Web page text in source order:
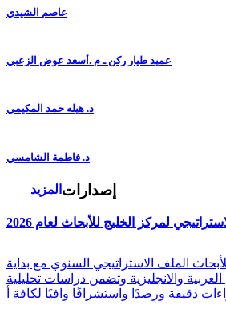
عاصم الشيدي
عميد طيار ركن ـ م .أسعد عوض الزعبي
د. هيله حمد المكيمي
د. فاطمة الشامسي
المزيد إصدارات
لمركز الخليج للأبحاث لعام 2026
الملف الاستراتيجي السنوي مع بداية
العربية والانجليزية وتضمن دراسات تحليلية
دقيقة ورصدًا واستشرافًا وافيًا لكافة أ